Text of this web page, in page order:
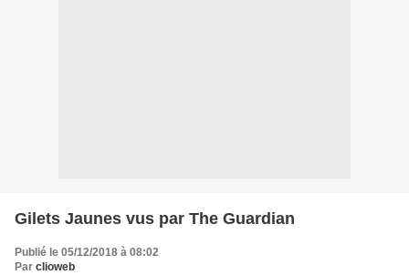
Gilets Jaunes vus par The Guardian
Publié le 05/12/2018 à 08:02
Par clioweb